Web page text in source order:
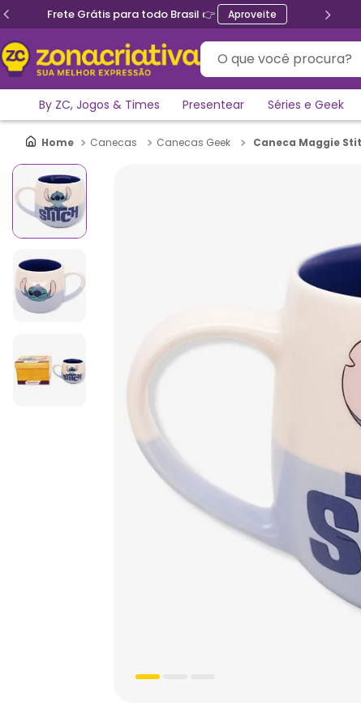
Frete Grátis para todo Brasil 👉 Aproveite
O que você procura?
By ZC, Jogos & Times Presentear Séries e Geek
Canecas Canecas Geek Caneca Maggie